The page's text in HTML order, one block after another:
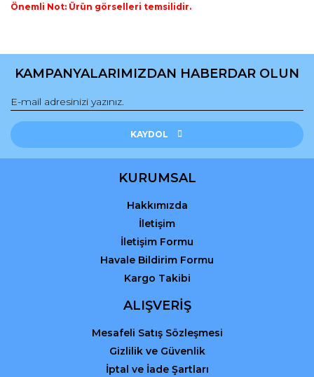
Önemli Not: Ürün görselleri temsilidir.
konularda yetersiz gördüğünüz noktaları öneri formunu
Görüş ve önerileriniz için teşekkür ederiz.
Ürün resmi kalitesiz, bozuk veya görüntülenemiyor.
Ürün açıklamasında eksik bilgiler bulunuyor.
Ürün fiyatı diğer sitelerden daha pahalı.
Gönder
KAMPANYALARIMIZDAN HABERDAR OLUN
KAYDOL
KURUMSAL
Hakkımızda
İletişim
İletişim Formu
Havale Bildirim Formu
Kargo Takibi
ALIŞVERİŞ
Mesafeli Satış Sözleşmesi
Gizlilik ve Güvenlik
İptal ve İade Şartları